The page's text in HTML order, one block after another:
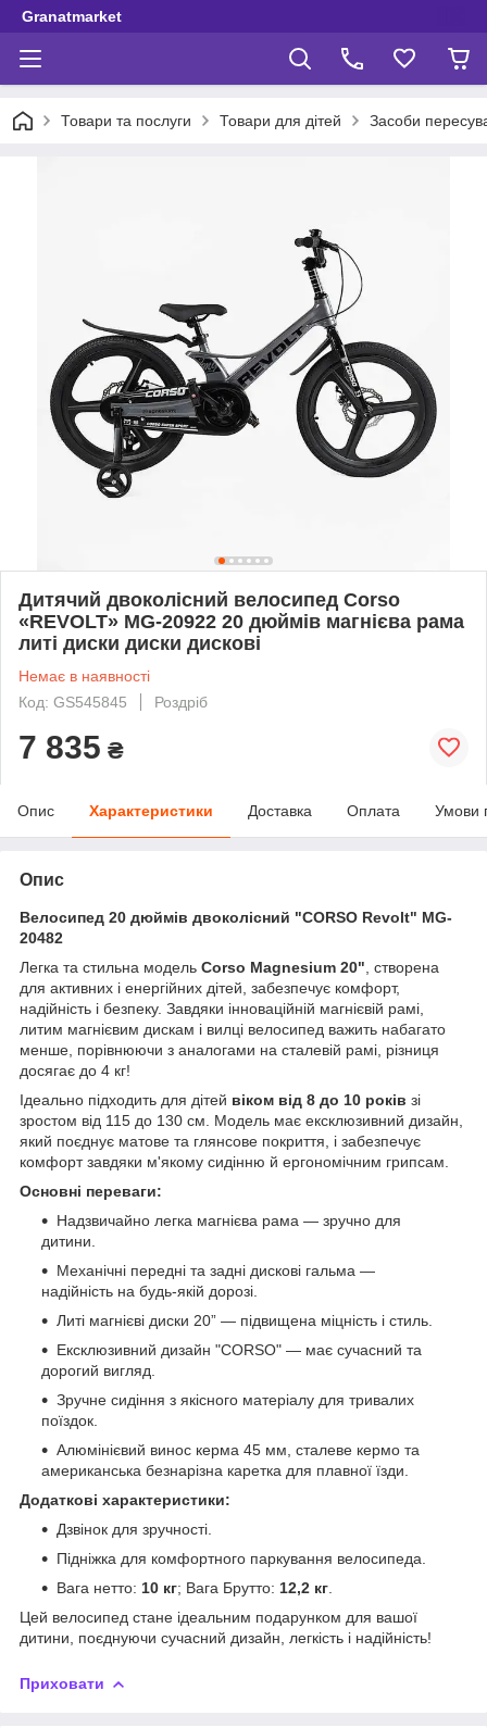
Granatmarket
Товари та послуги Товари для дітей Засоби
Дитячий двоколісний велосипед Corso
«REVOLT» MG-20922 20 дюймів магнієва рама
литі диски диски дискові
Немає в наявності
Код: GS545845
Роздріб
7 835 ₴
Опис Характеристики Доставка Оплата Умови
Опис
Велосипед 20 дюймів двоколісний "CORSO Revolt" MG-
20482
Легка та стильна модель Corso Magnesium 20" , створена
для активних і енергійних дітей, забезпечує комфорт,
надійність і безпеку. Завдяки інноваційній магнієвій рамі,
литим магнієвим дискам і вилці велосипед важить набагато
менше, порівнюючи з аналогами на сталевій рамі, різниця
досягає до 4 кг!
Ідеально підходить для дітей віком від 8 до 10 років зі
зростом від 115 до 130 см. Модель має ексклюзивний дизайн,
який поєднує матове та глянсове покриття, і забезпечує
комфорт завдяки м'якому сидінню й ергономічним грипсам.
Основні переваги:
Надзвичайно легка магнієва рама — зручно для
дитини.
Механічні передні та задні дискові гальма —
надійність на будь-якій дорозі.
Литі магнієві диски 20” — підвищена міцність і стиль.
Ексклюзивний дизайн "CORSO" — має сучасний та
дорогий вигляд.
Зручне сидіння з якісного матеріалу для тривалих
поїздок.
Алюмінієвий винос керма 45 мм, сталеве кермо та
американська безнарізна каретка для плавної їзди.
Додаткові характеристики:
Дзвінок для зручності.
Підніжка для комфортного паркування велосипеда.
Вага нетто: 10 кг; Вага Брутто: 12,2 кг
Цей велосипед стане ідеальним подарунком для вашої
дитини, поєднуючи сучасний дизайн, легкість і надійність!
Приховати